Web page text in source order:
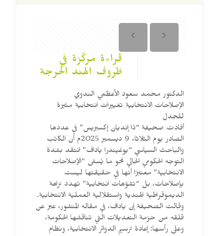
قراءة مركّزة في
ظروف الهند الحرجة
الدكتور محمد سعود الأعظمي الندوي
الإصلاحات الانتخابية تغييرات انتخابية مثيرة
للجدل
أفادت صحيفة “ذا إنديان إكسبريس” في عددها
الصادر يوم الثلاثاء 9 ديسمبر 2025م أن الكاتب
والباحث السياسي “يوغيندرا ياداف” انتقد بشدة
التوجه الحكومي الحالي نحو ما يُسمّى “الإصلاحات
الانتخابية” معتبرًا أنها في حقيقتها ليست
بإصلاحات، بل “تشوّهات انتخابية” تهدد نزاهة
الديموقراطية الهندية واستقلالية العملية الانتخابية.
وقالت الصحيفة إن ياداف، في مقاله المنشور، عبّر عن
قلقه من حزمة التعديلات التي تناقشها الحكومة،
وعلى رأسها: إعادة ترسيم الدوائر الانتخابية، ونظام